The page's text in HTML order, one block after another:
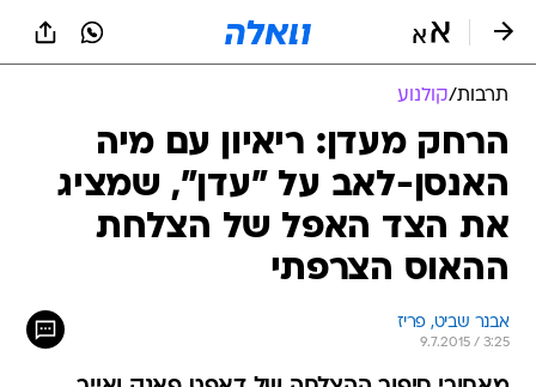
תרבות/קולנוע
הרחק מעדן: ריאיון עם מיה
האנסן-לאב על "עדן", שמציג
את הצד האפל של הצלחת
ההאוס הצרפתי
אבנר שביט, פריז
9.7.2015 / 3:25